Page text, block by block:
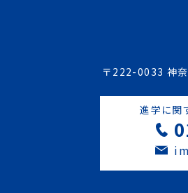
〒222-0033 神
進学に関